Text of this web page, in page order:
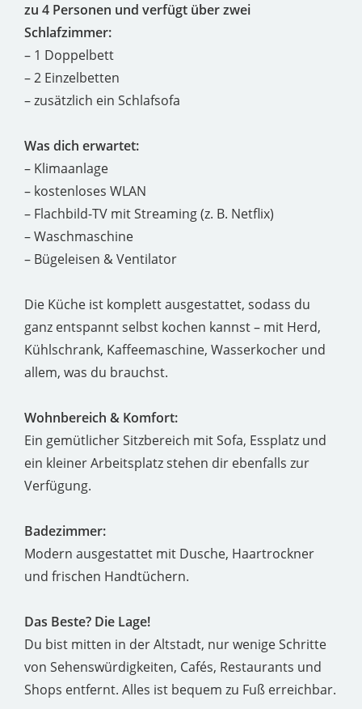
zu 4 Personen und verfügt über zwei
Schlafzimmer:
– 1 Doppelbett
– 2 Einzelbetten
– zusätzlich ein Schlafsofa
Was dich erwartet:
– Klimaanlage
– kostenloses WLAN
– Flachbild-TV mit Streaming (z. B. Netflix)
– Waschmaschine
– Bügeleisen & Ventilator
Die Küche ist komplett ausgestattet, sodass du
ganz entspannt selbst kochen kannst – mit Herd,
Kühlschrank, Kaffeemaschine, Wasserkocher und
allem, was du brauchst.
Wohnbereich & Komfort:
Ein gemütlicher Sitzbereich mit Sofa, Essplatz und
ein kleiner Arbeitsplatz stehen dir ebenfalls zur
Verfügung.
Badezimmer:
Modern ausgestattet mit Dusche, Haartrockner
und frischen Handtüchern.
Das Beste? Die Lage!
Du bist mitten in der Altstadt, nur wenige Schritte
von Sehenswürdigkeiten, Cafés, Restaurants und
Shops entfernt. Alles ist bequem zu Fuß erreichbar.